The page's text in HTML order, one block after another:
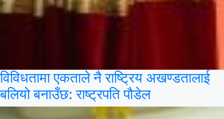
विविधतामा एकताले नै राष्ट्रिय अखण्डतालाई
बलियो बनाउँछ: राष्ट्रपति पौडेल